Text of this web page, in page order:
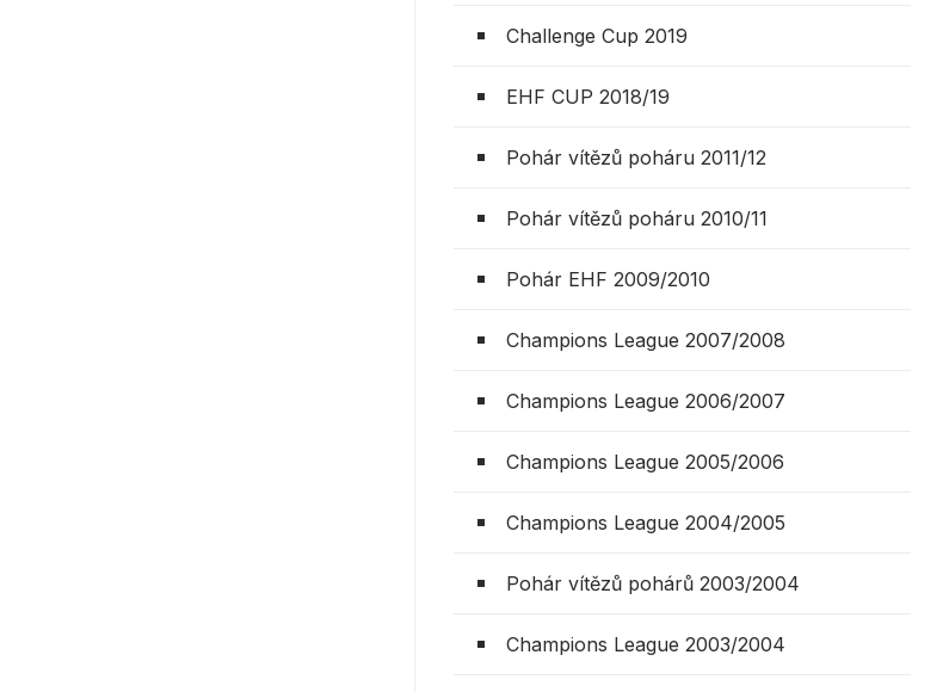
Challenge Cup 2019
EHF CUP 2018/19
Pohár vítězů poháru 2011/12
Pohár vítězů poháru 2010/11
Pohár EHF 2009/2010
Champions League 2007/2008
Champions League 2006/2007
Champions League 2005/2006
Champions League 2004/2005
Pohár vítězů pohárů 2003/2004
Champions League 2003/2004